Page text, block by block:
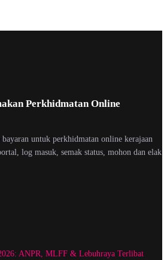
Perkhidmatan Online
untuk perkhidmatan online kerajaan
log masuk, semak status, mohon dan elak
ANPR, MLFF & Lebuhraya Terlibat